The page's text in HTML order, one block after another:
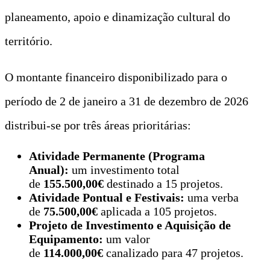
planeamento, apoio e dinamização cultural do
território.
O montante financeiro disponibilizado para o
período de 2 de janeiro a 31 de dezembro de 2026
distribui-se por três áreas prioritárias:
Atividade Permanente (Programa
Anual): um investimento total
de 155.500,00€ destinado a 15 projetos.
Atividade Pontual e Festivais: uma verba
de 75.500,00€ aplicada a 105 projetos.
Projeto de Investimento e Aquisição de
Equipamento: um valor
de 114.000,00€ canalizado para 47 projetos.